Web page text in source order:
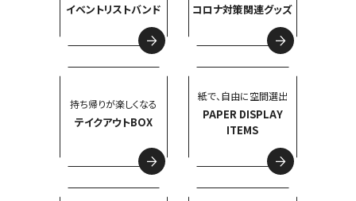
イベントリストバンド コロナ対策関連グッズ
持ち帰りが楽しくなる
テイクアウトBOX
紙で、自由に空間選出
PAPER DISPLAY
ITEMS